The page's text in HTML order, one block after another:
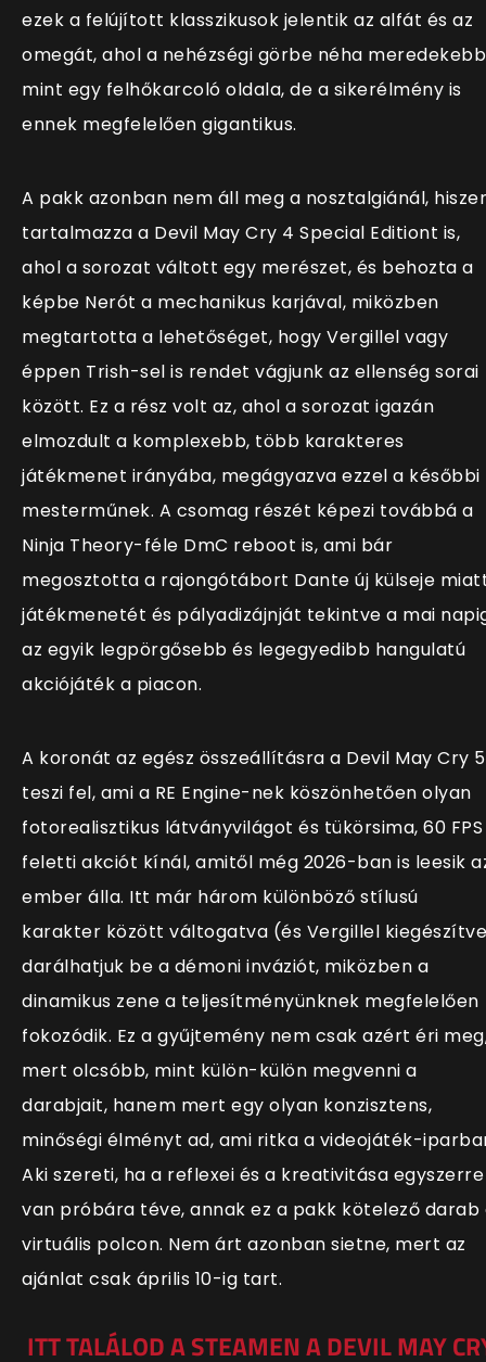
ezek a felújított klasszikusok jelentik az alfát és az
omegát, ahol a nehézségi görbe néha
mint egy felhőkarcoló oldala, de a sikerélmény is
ennek megfelelően gigantikus.
A pakk azonban nem áll meg a nosztalgiánál,
tartalmazza a Devil May Cry 4 Special Editiont is,
ahol a sorozat váltott egy merészet, és behozta a
képbe Nerót a mechanikus karjával, miközben
megtartotta a lehetőséget, hogy Vergillel vagy
éppen Trish-sel is rendet vágjunk az ellenség sorai
között. Ez a rész volt az, ahol a sorozat igazán
elmozdult a komplexebb, több karakteres
játékmenet irányába, megágyazva ezzel a későbbi
mesterműnek. A csomag részét képezi továbbá a
Ninja Theory-féle DmC reboot is, ami bár
megosztotta a rajongótábort Dante új külseje
játékmenetét és pályadizájnját tekintve a mai
az egyik legpörgősebb és legegyedibb hangulatú
akciójáték a piacon.
A koronát az egész összeállításra a Devil May Cry 5
teszi fel, ami a RE Engine-nek köszönhetően olyan
fotorealisztikus látványvilágot és tükörsima, 60 FPS
feletti akciót kínál, amitől még 2026-ban is leesik
ember álla. Itt már három különböző stílusú
karakter között váltogatva (és Vergillel
darálhatjuk be a démoni inváziót, miközben a
dinamikus zene a teljesítményünknek megfelelően
fokozódik. Ez a gyűjtemény nem csak azért éri
mert olcsóbb, mint külön-külön megvenni a
darabjait, hanem mert egy olyan konzisztens,
minőségi élményt ad, ami ritka a videojáték-
Aki szereti, ha a reflexei és a kreativitása egyszerre
van próbára téve, annak ez a pakk kötelező darab
virtuális polcon. Nem árt azonban sietne, mert az
ajánlat csak április 10-ig tart.
ITT TALÁLOD A STEAMEN A DEVIL MAY